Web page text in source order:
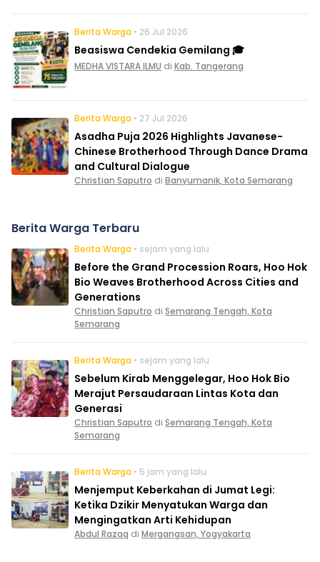
Berita Warga • 26 Jul 2026
Beasiswa Cendekia Gemilang 🎓
MEDHA VISTARA ILMU di Kab. Tangerang
Berita Warga • 27 Jul 2026
Asadha Puja 2026 Highlights Javanese-
Chinese Brotherhood Through Dance Drama
and Cultural Dialogue
Christian Saputro di Banyumanik, Kota Semarang
Berita Warga Terbaru
Berita Warga • sejam yang lalu
Before the Grand Procession Roars, Hoo Hok
Bio Weaves Brotherhood Across Cities and
Generations
Christian Saputro di Semarang Tengah, Kota
Semarang
Berita Warga • sejam yang lalu
Sebelum Kirab Menggelegar, Hoo Hok Bio
Merajut Persaudaraan Lintas Kota dan
Generasi
Christian Saputro di Semarang Tengah, Kota
Semarang
Berita Warga • 5 jam yang lalu
Menjemput Keberkahan di Jumat Legi:
Ketika Dzikir Menyatukan Warga dan
Mengingatkan Arti Kehidupan
Abdul Razaq di Mergangsan, Yogyakarta